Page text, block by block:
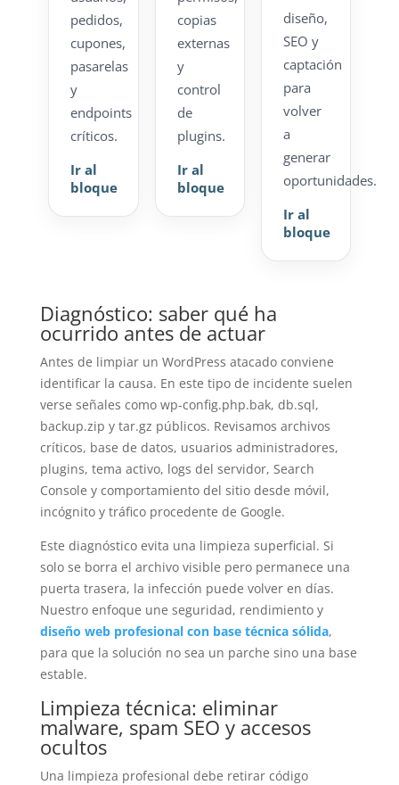
pedidos,
cupones,
pasarelas
y
endpoints
críticos.
Ir al
bloque
copias
externas
y
control
de
plugins.
Ir al
bloque
diseño,
SEO y
captación
para
volver
a
generar
oportunidades.
Ir al
bloque
Diagnóstico: saber qué ha
ocurrido antes de actuar
Antes de limpiar un WordPress atacado conviene
identificar la causa. En este tipo de incidente suelen
verse señales como wp-config.php.bak, db.sql,
backup.zip y tar.gz públicos. Revisamos archivos
críticos, base de datos, usuarios administradores,
plugins, tema activo, logs del servidor, Search
Console y comportamiento del sitio desde móvil,
incógnito y tráfico procedente de Google.
Este diagnóstico evita una limpieza superficial. Si
solo se borra el archivo visible pero permanece una
puerta trasera, la infección puede volver en días.
Nuestro enfoque une seguridad, rendimiento y
diseño web profesional con base técnica sólida,
para que la solución no sea un parche sino una base
estable.
Limpieza técnica: eliminar
malware, spam SEO y accesos
ocultos
Una limpieza profesional debe retirar código